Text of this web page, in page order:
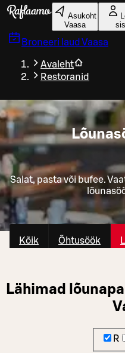
Liigu peamise sisu juurde
Asukoht
Vaasa
Broneeri laud Vaasa
Avaleht
Restoranid
Salat, pasta või bufee.
Kõik Õhtusöök
Lähimad
R